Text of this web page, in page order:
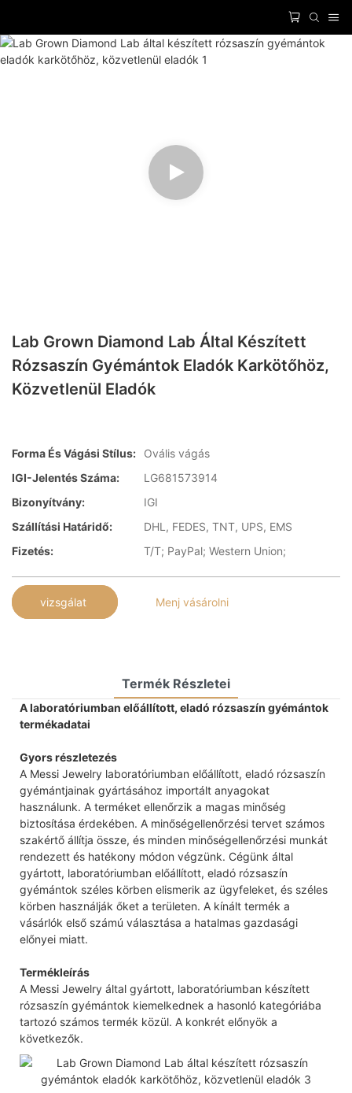
Lab Grown Diamond Lab Által Készített
Rózsaszín Gyémántok Eladók Karkötőhöz,
Közvetlenül Eladók
Forma És Vágási Stílus:
Ovális vágás
IGI-Jelentés Száma:
LG681573914
Bizonyítvány:
IGI
Szállítási Határidő:
DHL, FEDES, TNT, UPS, EMS
Fizetés:
T/T; PayPal; Western Union;
vizsgálat Menj vásárolni
Termék Részletei
A laboratóriumban előállított, eladó rózsaszín gyémántok
termékadatai
Gyors részletezés
A Messi Jewelry laboratóriumban előállított, eladó rózsaszín
gyémántjainak gyártásához importált anyagokat
használunk. A terméket ellenőrzik a magas minőség
biztosítása érdekében. A minőségellenőrzési tervet számos
szakértő állítja össze, és minden minőségellenőrzési munkát
rendezett és hatékony módon végzünk. Cégünk által
gyártott, laboratóriumban előállított, eladó rózsaszín
gyémántok széles körben elismerik az ügyfeleket, és széles
körben használják őket a területen. A kínált termék a
vásárlók első számú választása a hatalmas gazdasági
előnyei miatt.
Termékleírás
A Messi Jewelry által gyártott, laboratóriumban készített
rózsaszín gyémántok kiemelkednek a hasonló kategóriába
tartozó számos termék közül. A konkrét előnyök a
következők.